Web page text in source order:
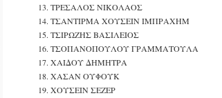
ΤΡΕΣΑΛΟΣ ΝΙΚΟΛΑΟΣ
ΤΣΑΝΤΙΡΜΑ ΧΟΥΣΕΙΝ ΙΜΠΡΑΧΗΜ
ΤΣΙΡΩΖΗΣ ΒΑΣΙΛΕΙΟΣ
ΤΣΟΠΑΝΟΠΟΥΛΟΥ ΓΡΑΜΜΑΤΟΥΛΑ
ΧΑΙΔΟΥ ΔΗΜΗΤΡΑ
ΧΑΣΑΝ ΟΥΦΟΥΚ
ΧΟΥΣΕΙΝ ΣΕΖΕΡ